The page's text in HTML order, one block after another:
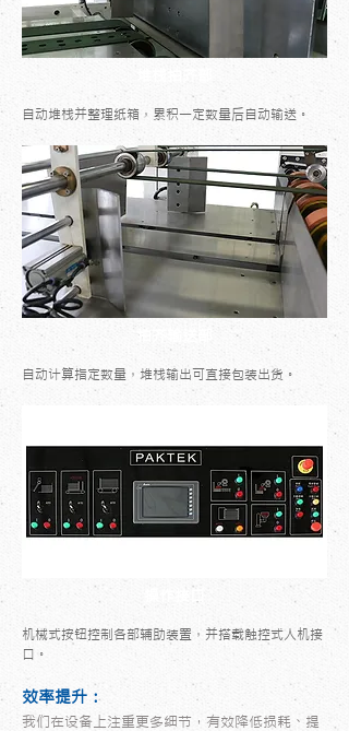
自动堆栈并整理纸箱，累积一定数量后自动输送。
拍齐输送部
自动计算指定数量，堆栈输出可直接包装出货。
机械式按钮控制各部辅助装置，并搭载触控式人机接
口。
效率提升：
我们在设备上注重更多细节，有效降低损耗、提